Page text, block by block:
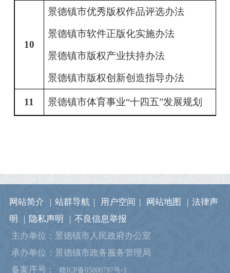
10
景德镇市优秀版权作品评选办法
景德镇市软件正版化实施办法
景德镇市版权产业扶持办法
景德镇市版权创新创造指导办法
11 景德镇市体育事业“十四五”发展规划
网站简介 | 站群导航 | 用户空间 | 网站地图 | 法律声
明
| 隐私声明 | 不良信息举报
主办单位：景德镇市人民政府办公室
承办单位：景德镇市政务服务管理局
备案序号：
赣ICP备05000797号-1